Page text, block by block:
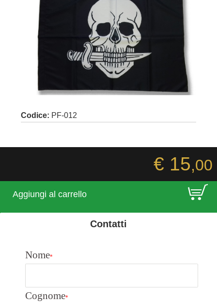
Codice: PF-012
€ 15,00
Aggiungi al carrello E
Contatti
Nome*
Cognome*